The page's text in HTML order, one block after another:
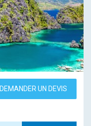
DEMANDER UN DEVIS